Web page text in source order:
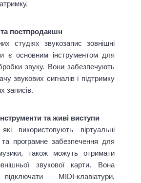
постпродакшн
студіях звукозапис зовнішні
є основним інструментом для
звуку. Вони забезпечують
звукових сигналів і підтримку
записів.
та живі виступи
використовують віртуальні
та програмне забезпечення для
також можуть отримати
звукової карти. Вона
MIDI-клавіатури,